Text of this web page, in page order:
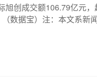
旭创成交额106.79亿元
数据宝）注：本文系